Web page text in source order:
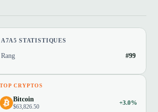
A7A5 STATISTIQUES
Rang #99
TOP CRYPTOS
Bitcoin
$63,826.50
+3.0%